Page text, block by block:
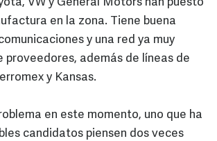
VW y General Motors han puesto
en la zona. Tiene buena
y una red ya muy
proveedores, además de líneas de
y Kansas.
en este momento, uno que ha
candidatos piensen dos veces